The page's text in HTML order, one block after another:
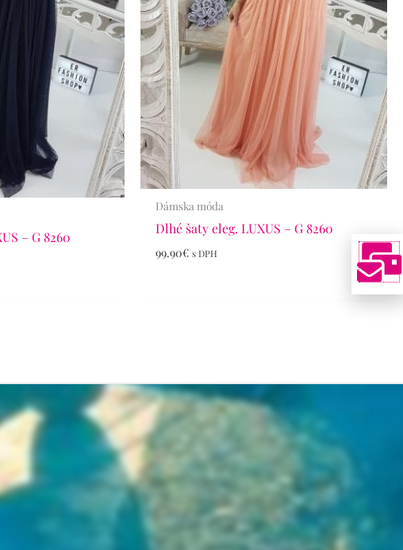
– G 8260
Dámska móda
Dlhé šaty eleg. LUXUS – G 8260
99.90€ s DPH